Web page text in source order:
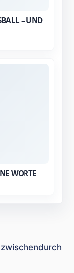
– UND D
WORTE